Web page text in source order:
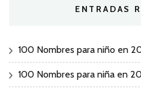
ENTRADAS
100 Nombres para niño en
100 Nombres para niña en